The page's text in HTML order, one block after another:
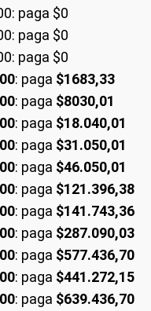
paga $0
paga $0
paga $0
: paga $1683,33
: paga $8030,01
: paga $18.040,01
: paga $31.050,01
: paga $46.050,01
: paga $121.396,38
: paga $141.743,36
: paga $287.090,03
: paga $577.436,70
: paga $441.272,15
: paga $639.436,70